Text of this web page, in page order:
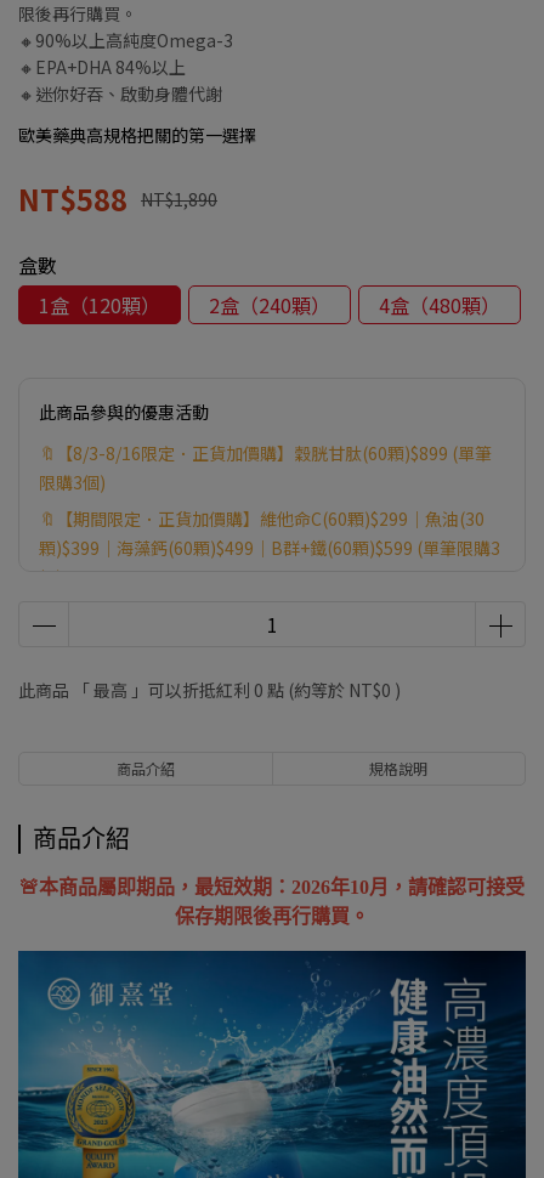
限後再行購買。
🔸90%以上高純度Omega-3
🔸EPA+DHA 84%以上
🔸迷你好吞、啟動身體代謝
歐美藥典高規格把關的第一選擇
NT$588 NT$1,890
盒數
1盒（120顆）
2盒（240顆） 4盒（480顆）
此商品參與的優惠活動
🔖【8/3-8/16限定．正貨加價購】穀胱甘肽(60顆)$899 (單筆
限購3個)
🔖【期間限定．正貨加價購】維他命C(60顆)$299｜魚油(30
顆)$399｜海藻鈣(60顆)$499｜B群+鐵(60顆)$599 (單筆限購3
個)
🎁【8/1-8/16限定】滿6999贈健字號苦瓜胜肽(30顆) ※贈品送
🎁【7/22-8/31限定】滿1688贈葉黃素(30顆)｜滿2888贈B群
+鐵(60顆)｜滿4888贈酵素益生菌(30包) ※贈品送完為止，以
此商品 「 最高 」可以折抵紅利 0 點 (約等於 NT$0 )
商品介紹 規格說明
商品介紹
🚨本商品屬即期品，最短效期：2026年10月，請確認可接受
保存期限後再行購買。